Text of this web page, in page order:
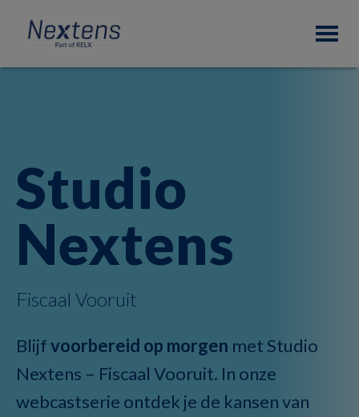
primary
navigation
content
Nextens
Fiscaal
partner
van
Studio
Nextens
Fiscaal Vooruit
Blijfvoorbereid op morgen met Studio
Nextens – Fiscaal Vooruit. In onze
webcastserie ontdek je de kansen van